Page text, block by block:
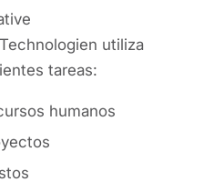
utiliza
tareas:
humanos